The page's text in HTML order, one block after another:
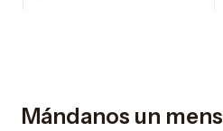
Mándanos un